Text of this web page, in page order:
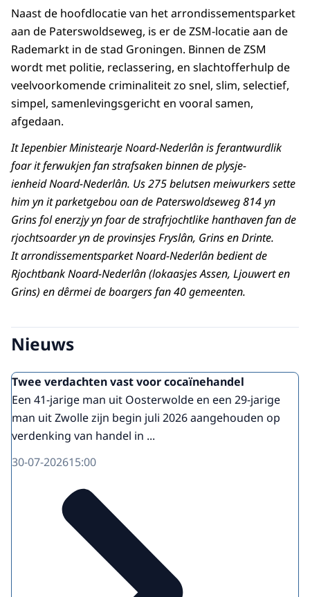
Naast de hoofdlocatie van het arrondissementsparket
aan de Paterswoldseweg, is er de ZSM-locatie aan de
Rademarkt in de stad Groningen. Binnen de ZSM
wordt met politie, reclassering, en slachtofferhulp de
veelvoorkomende criminaliteit zo snel, slim, selectief,
simpel, samenlevingsgericht en vooral samen,
afgedaan.
It Iepenbier Ministearje Noard-Nederlân is ferantwurdlik
foar it ferwukjen fan strafsaken binnen de plysje-
ienheid Noard-Nederlân. Us 275 belutsen meiwurkers sette
him yn it parketgebou oan de Paterswoldseweg 814 yn
Grins fol enerzjy yn foar de strafrjochtlike hanthaven fan de
rjochtsoarder yn de provinsjes Fryslân, Grins en Drinte.
It arrondissementsparket Noard-Nederlân bedient de
Rjochtbank Noard-Nederlân (lokaasjes Assen, Ljouwert en
Grins) en dêrmei de boargers fan 40 gemeenten.
Nieuws
Twee verdachten vast voor cocaïnehandel
Een 41-jarige man uit Oosterwolde en een 29-jarige
man uit Zwolle zijn begin juli 2026 aangehouden op
verdenking van handel in ...
30-07-202615:00